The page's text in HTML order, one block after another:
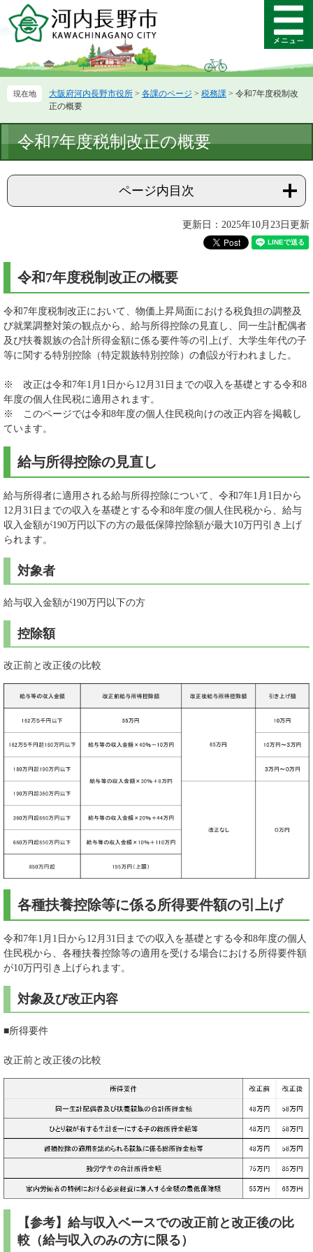
ー
先
ニ
を
て
メ
ニ
ー
大阪府河内長野市役所 > 各課のページ > 税務課 > 令和7年度税制改
正の概要
文
令和7年度税制改正の概要
ページ内目次
更新日：2025年10月23日更新
令和7年度税制改正の概要
令和7年度税制改正において、物価上昇局面における税負担の調整及
び就業調整対策の観点から、給与所得控除の見直し、同一生計配偶者
及び扶養親族の合計所得金額に係る要件等の引上げ、大学生年代の子
等に関する特別控除（特定親族特別控除）の創設が行われました。
※ 改正は令和7年1月1日から12月31日までの収入を基礎とする令和8
年度の個人住民税に適用されます。
※ このページでは令和8年度の個人住民税向けの改正内容を掲載し
ています。
給与所得控除の見直し
給与所得者に適用される給与所得控除について、令和7年1月1日から
12月31日までの収入を基礎とする令和8年度の個人住民税から、給与
収入金額が190万円以下の方の最低保障控除額が最大10万円引き上げ
られます。
対象者
給与収入金額が190万円以下の方
控除額
改正前と改正後の比較
各種扶養控除等に係る所得要件額の引上げ
令和7年1月1日から12月31日までの収入を基礎とする令和8年度の個人
住民税から、各種扶養控除等の適用を受ける場合における所得要件額
が10万円引き上げられます。
対象及び改正内容
■所得要件
改正前と改正後の比較
【参考】給与収入ベースでの改正前と改正後の比
較（給与収入のみの方に限る）